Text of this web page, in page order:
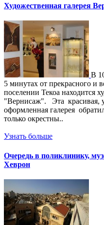
Художественная галерея
В
5 минутах от прекрасного и
поселении Текоа находится
"Вернисаж". Эта красивая,
оформленная галерея
только окрестны..
Узнать больше
Очередь в поликлинику,
Хеврон